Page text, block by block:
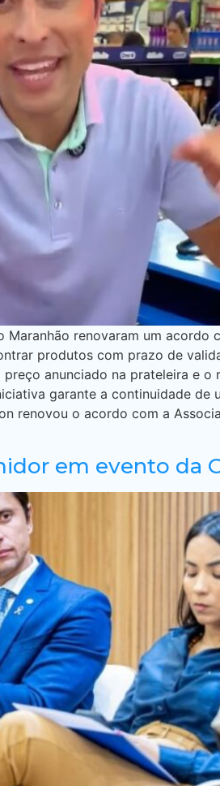
Maranhão renovaram um
produtos com prazo de
anunciado na prateleira e
garante a continuidade
renovou o acordo com a
em evento da